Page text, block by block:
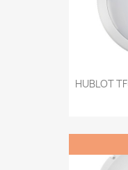
HUBLOT